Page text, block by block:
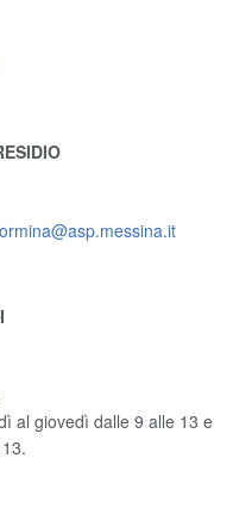
al giovedì dalle 9 alle 13 e